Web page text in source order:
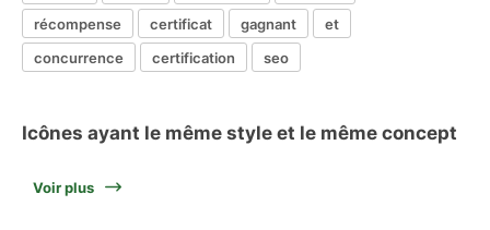
récompense
certificat gagnant
et
concurrence
certification seo
Icônes ayant le même style et le même concept
Voir plus